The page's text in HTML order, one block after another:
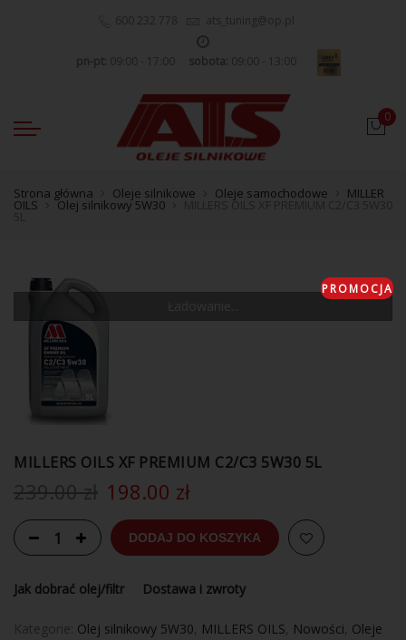
600 232 778 ats_tuning@op.pl
pn-pt: 09:00 - 17:00 sobota: 09:00 - 13:00
0
Strona główna Oleje silnikowe Oleje samochodowe MILLER
OILS Olej silnikowy 5W30 MILLERS OILS XF PREMIUM C2/C3 5W30
PROMOCJA
MILLERS OILS XF PREMIUM C2/C3 5W30 5L
239.00zł 198.00 zł
DODAJ DO KOSZYKA
Jak dobrać olej/filtr Dostawa i zwroty
Kategorie: Olej silnikowy 5W30 MILLERS OILS Nowości Oleje